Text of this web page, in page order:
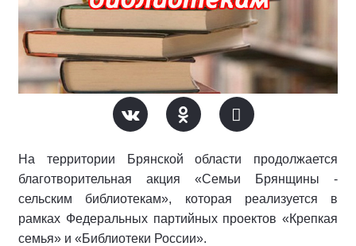
На территории Брянской области продолжается
благотворительная акция «Семьи Брянщины -
сельским библиотекам», которая реализуется в
рамках Федеральных партийных проектов «Крепкая
семья» и «Библиотеки России».